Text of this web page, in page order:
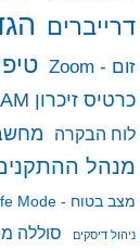
דרייברים
זום - Zoom
כרטיס זיכרון RAM
לוח הבקרה
מנהל
מצב בטוח - Safe Mode
ניהול דיסקים סוללה